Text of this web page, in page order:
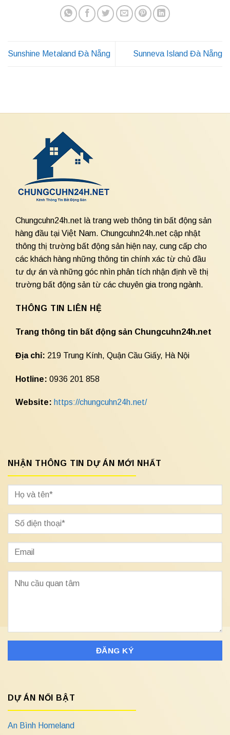
Sunshine Metaland Đà Nẵng Sunneva Island Đà Nẵng
Chungcuhn24h.net là trang web thông tin bất động sản
hàng đầu tại Việt Nam. Chungcuhn24h.net cập nhật
thông thị trường bất động sản hiện nay, cung cấp cho
các khách hàng những thông tin chính xác từ chủ đầu
tư dự án và những góc nhìn phân tích nhận định về thị
trường bất động sản từ các chuyên gia trong ngành.
THÔNG TIN LIÊN HỆ
Trang thông tin bất động sản Chungcuhn24h.net
Địa chỉ: 219 Trung Kính, Quận Cầu Giấy, Hà Nội
Hotline: 0936 201 858
Website: https://chungcuhn24h.net/
NHẬN THÔNG TIN DỰ ÁN MỚI NHẤT
DỰ ÁN NỔI BẬT
An Bình Homeland